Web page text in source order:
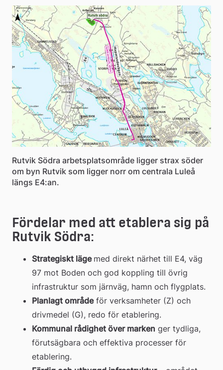
Rutvik Södra arbetsplatsområde ligger strax söder
om byn Rutvik som ligger norr om centrala Luleå
längs E4:an.
Fördelar med att etablera sig på
Rutvik Södra:
Strategiskt läge med direkt närhet till E4, väg
97 mot Boden och god koppling till övrig
infrastruktur som järnväg, hamn och flygplats.
Planlagt område för verksamheter (Z) och
drivmedel (G), redo för etablering.
Kommunal rådighet över marken ger tydliga,
förutsägbara och effektiva processer för
etablering.